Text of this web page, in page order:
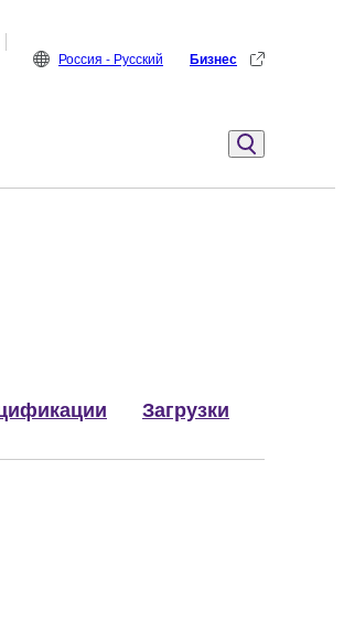
Россия - Русский Бизнес
Загрузки